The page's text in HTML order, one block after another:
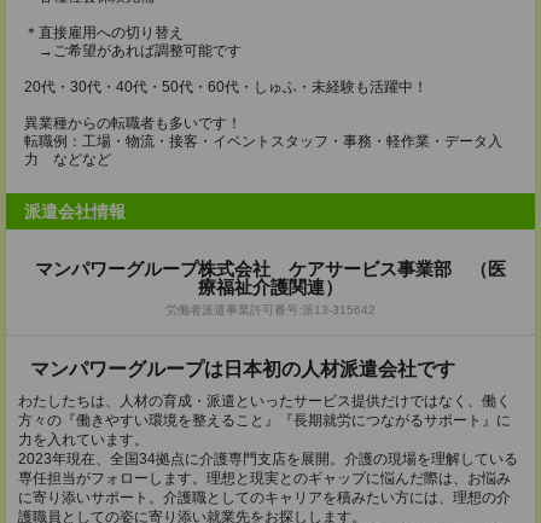
＊直接雇用への切り替え
→ご希望があれば調整可能です
20代・30代・40代・50代・60代・しゅふ・未経験も活躍中！
異業種からの転職者も多いです！
転職例：工場・物流・接客・イベントスタッフ・事務・軽作業・データ入
力 などなど
派遣会社情報
マンパワーグループ株式会社 ケアサービス事業部 （医
療福祉介護関連）
労働者派遣事業許可番号:派13-315642
マンパワーグループは日本初の人材派遣会社です
わたしたちは、人材の育成・派遣といったサービス提供だけではなく、働く
方々の『働きやすい環境を整えること』『長期就労につながるサポート』に
力を入れています。
2023年現在、全国34拠点に介護専門支店を展開。介護の現場を理解している
専任担当がフォローします。理想と現実とのギャップに悩んだ際は、お悩み
に寄り添いサポート。介護職としてのキャリアを積みたい方には、理想の介
護職員としての姿に寄り添い就業先をお探しします。